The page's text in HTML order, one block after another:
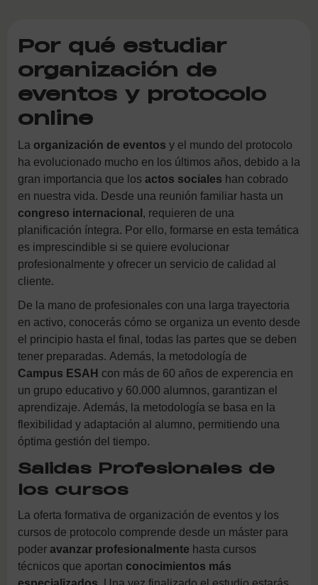
Por qué estudiar
organización de
eventos y protocolo
online
La organización de eventos y el mundo del protocolo
ha evolucionado mucho en los últimos años, debido a la
gran importancia que los actos sociales han cobrado
en nuestra vida. Desde una reunión familiar hasta un
congreso internacional , requieren de una
planificación íntegra. Por ello, formarse en esta temática
es imprescindible si se quiere evolucionar
profesionalmente y ofrecer un servicio de calidad al
cliente.
De la mano de profesionales con una larga trayectoria
en activo, conocerás cómo se organiza un evento desde
el principio hasta el final, todas las partes que se deben
tener preparadas. Además, la metodología de
Campus ESAH con más de 60 años de experencia en
un grupo educativo y 60.000 alumnos, garantizan el
aprendizaje. Además, la metodología se basa en la
flexibilidad y adaptación al alumno, permitiendo una
óptima gestión del tiempo.
Salidas Profesionales de
los cursos
La oferta formativa de organización de eventos y los
cursos de protocolo comprende desde un máster para
poder avanzar profesionalmente hasta cursos
técnicos que aportan conocimientos más